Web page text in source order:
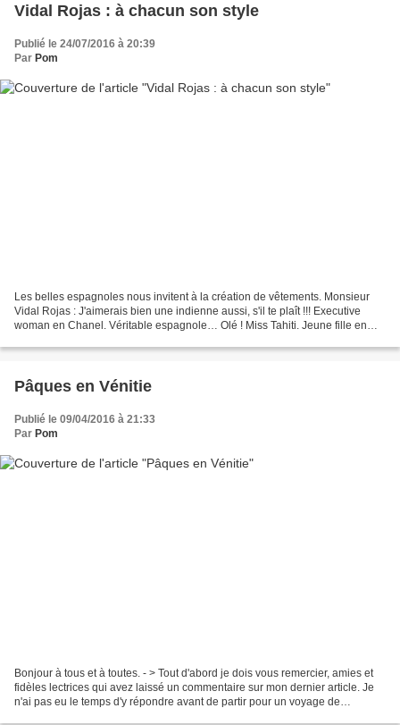
Vidal Rojas : à chacun son style
Publié le 24/07/2016 à 20:39
Par Pom
Les belles espagnoles nous invitent à la création de vêtements. Monsieur
Vidal Rojas : J'aimerais bien une indienne aussi, s'il te plaît !!! Executive
woman en Chanel. Véritable espagnole… Olé ! Miss Tahiti. Jeune fille en
Pâques en Vénitie
Publié le 09/04/2016 à 21:33
Par Pom
Bonjour à tous et à toutes. - > Tout d'abord je dois vous remercier, amies et
fidèles lectrices qui avez laissé un commentaire sur mon dernier article. Je
n'ai pas eu le temps d'y répondre avant de partir pour un voyage de